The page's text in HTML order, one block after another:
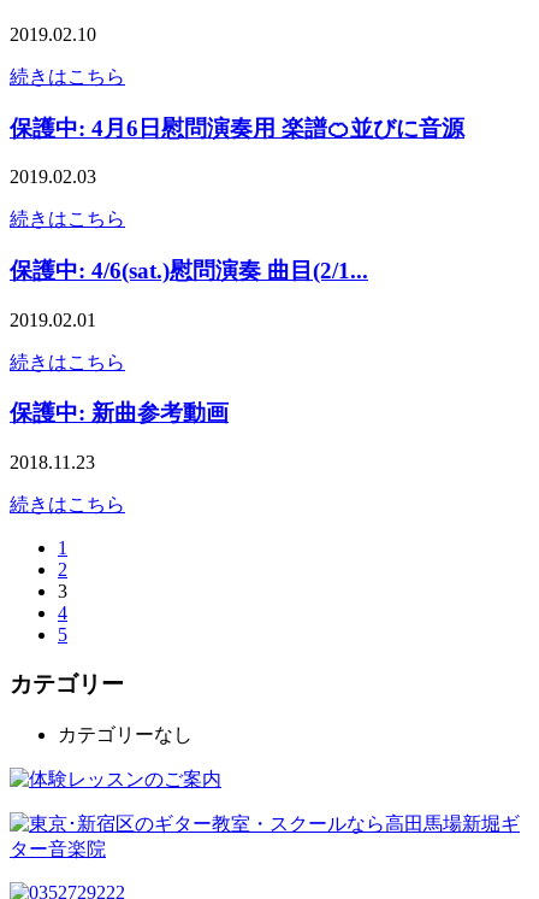
2019.02.10
続きはこちら
保護中: 4月6日慰問演奏用 楽譜🍊並びに音源
2019.02.03
続きはこちら
保護中: 4/6(sat.)慰問演奏 曲目(2/1...
2019.02.01
続きはこちら
保護中: 新曲参考動画
2018.11.23
続きはこちら
1
2
3
4
5
カテゴリー
カテゴリーなし